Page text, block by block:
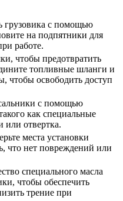
грузовика с помощью
на подпятники для
работе.
чтобы предотвратить
топливные шланги и
чтобы освободить доступ
с помощью
как специальные
или отвертка.
места установки
что нет повреждений или
специального масла
чтобы обеспечить
трение при